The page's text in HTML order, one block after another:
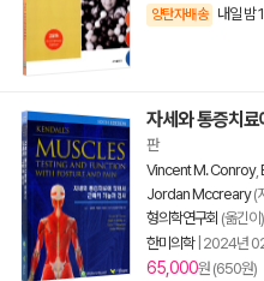
양탄자배송 내일 밤
자세와 통증치
판
Vincent M. Conroy,
Jordan Mccreary(
형의학연구회 (옮긴이)
한미의학| 2024년
65,000원 (650원)